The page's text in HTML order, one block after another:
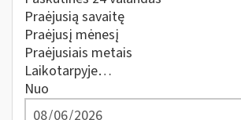
Praėjusią savaitę
Praėjusį mėnesį
Praėjusiais metais
Laikotarpyje…
Nuo